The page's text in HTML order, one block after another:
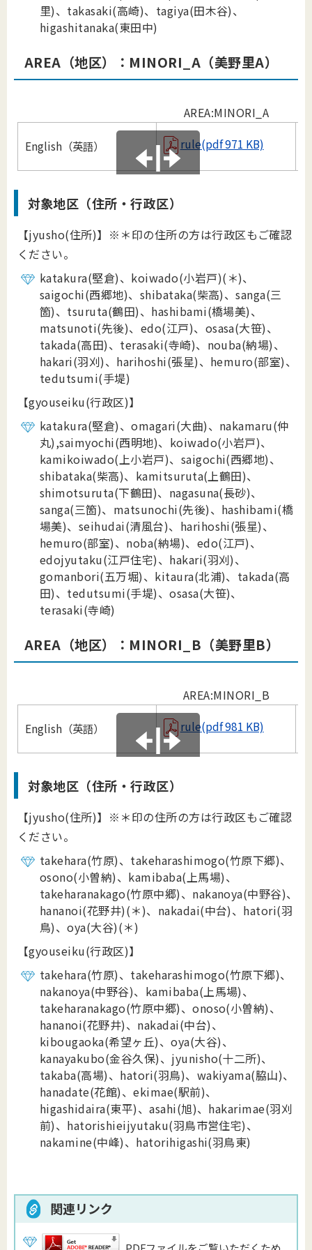
里)、takasaki(高崎)、tagiya(田木谷)、
higashitanaka(東田中)
AREA（地区）：MINORI A（美野里A）
AREA:MINORI_A
English（英語） rule(pdf 971 KB)
対象地区（住所・行政区）
【jyusho(住所)】※＊印の住所の方は行政区もご確認
ください。
katakura(堅倉)、koiwado(小岩戸)( ＊)、
saigochi(西郷地)、shibataka(柴高)、sanga(三
箇)、tsuruta(鶴田)、hashibami(橋場美)、
matsunoti(先後)、edo(江戸)、osasa(大笹)、
takada(高田)、terasaki(寺崎)、nouba(納場)、
hakari(羽刈)、harihoshi(張星)、hemuro(部室)、
tedutsumi(手堤)
【gyouseiku(行政区)】
katakura(堅倉)、omagari(大曲)、nakamaru(仲
丸),saimyochi(西明地)、koiwado(小岩戸)、
kamikoiwado(上小岩戸)、saigochi(西郷地)、
shibataka(柴高)、kamitsuruta(上鶴田)、
shimotsuruta(下鶴田)、nagasuna(長砂)、
sanga(三箇)、matsunochi(先後)、hashibami(橋
場美)、seihudai(清風台)、harihoshi(張星)、
hemuro(部室)、noba(納場)、edo(江戸)、
edojyutaku(江戸住宅)、hakari(羽刈)、
gomanbori(五万堀)、kitaura(北浦)、takada(高
田)、tedutsumi(手堤)、osasa(大笹)、
terasaki(寺崎)
AREA（地区）：MINORI B（美野里B）
AREA:MINORI_B
English（英語） rule(pdf 981 KB)
対象地区（住所・行政区）
【jyusho(住所)】※＊印の住所の方は行政区もご確認
ください。
takehara(竹原)、takeharashimogo(竹原下郷)、
osono(小曽納)、kamibaba(上馬場)、
takeharanakago(竹原中郷)、nakanoya(中野谷)、
hananoi(花野井)(＊)、nakadai(中台)、hatori(羽
鳥)、oya(大谷)(＊)
【gyouseiku(行政区)】
takehara(竹原)、takeharashimogo(竹原下郷)、
nakanoya(中野谷)、kamibaba(上馬場)、
takeharanakago(竹原中郷)、onoso(小曽納)、
hananoi(花野井)、nakadai(中台)、
kibougaoka(希望ヶ丘)、oya(大谷)、
kanayakubo(金谷久保)、jyunisho(十二所)、
takaba(高場)、hatori(羽鳥)、wakiyama(脇山)、
hanadate(花館)、ekimae(駅前)、
higashidaira(東平)、asahi(旭)、hakarimae(羽刈
前)、hatorishieijyutaku(羽鳥市営住宅)、
nakamine(中峰)、hatorihigashi(羽鳥東)
関連リンク